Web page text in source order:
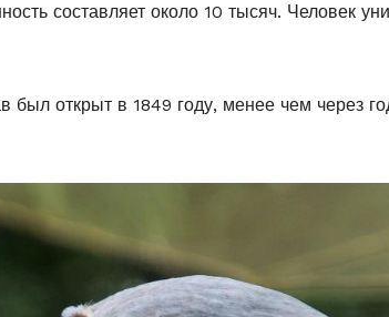
составляет около 10 тысяч. Человек
был открыт в 1849 году, менее чем через